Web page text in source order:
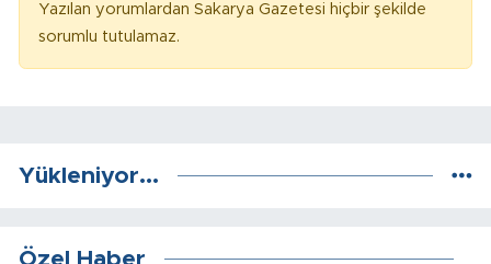
Yazılan yorumlardan Sakarya Gazetesi hiçbir şekilde
sorumlu tutulamaz.
Yükleniyor...
Özel Haber